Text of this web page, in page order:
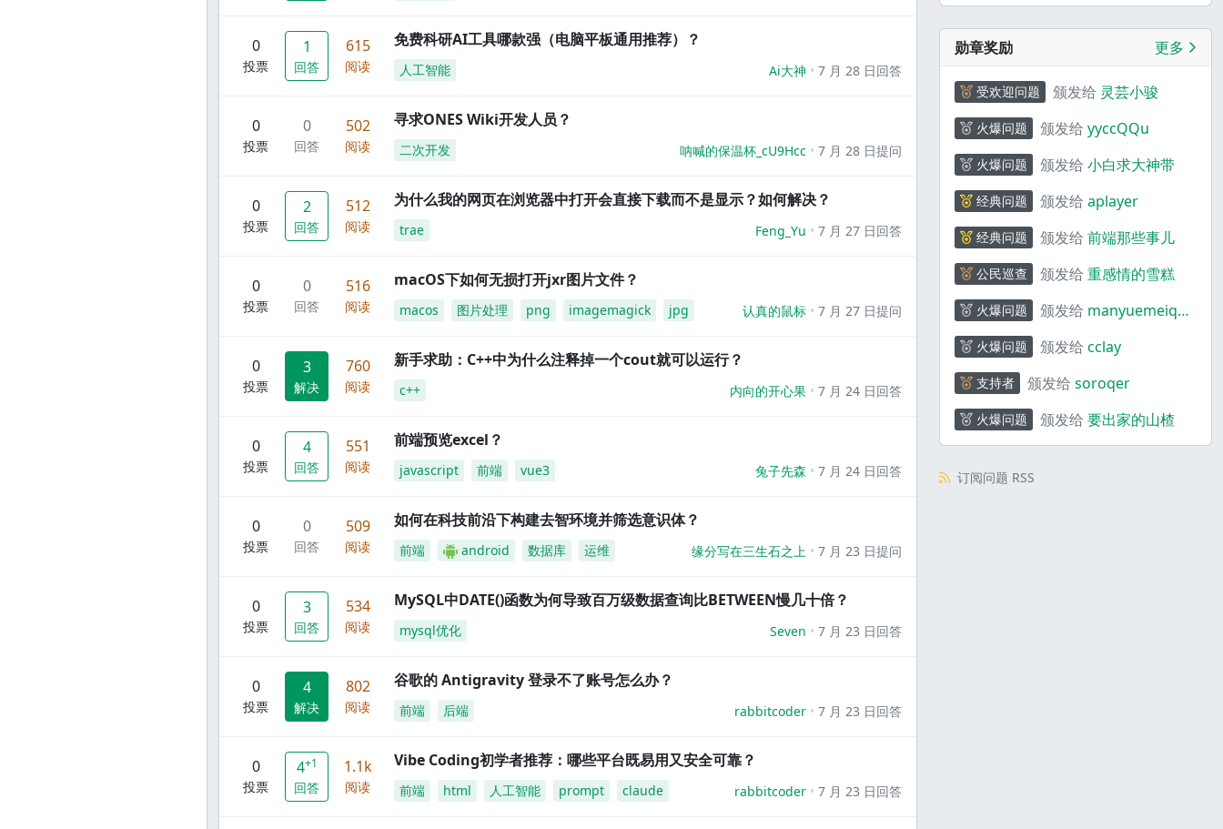
0
投票
1
回答
615
阅读
免费科研AI工具哪款强（电脑平板通用推荐）？
人工智能 Ai大神 7 月 28 日回答
0
投票
0
回答
502
阅读
寻求ONES Wiki开发人员？
二次开发 呐喊的保温杯_cU9Hcc 7 月 28 日提问
0
投票
2
回答
512
阅读
为什么我的网页在浏览器中打开会直接下载而不是显示？如何解决？
trae Feng_Yu 7 月 27 日回答
0
投票
0
回答
516
阅读
macOS下如何无损打开jxr图片文件？
macos 图片处理 png imagemagick jpg 认真的鼠标 7 月 27 日提问
0
投票
3
解决
760
阅读
新手求助：C++中为什么注释掉一个cout就可以运行？
c++ 内向的开心果 7 月 24 日回答
0
投票
4
回答
551
阅读
前端预览excel？
javascript 前端 vue3 兔子先森 7 月 24 日回答
0
投票
0
回答
509
阅读
如何在科技前沿下构建去智环境并筛选意识体？
前端 android 数据库 运维 缘分写在三生石之上 7 月 23 日提问
0
投票
3
回答
534
阅读
MySQL中DATE()函数为何导致百万级数据查询比BETWEEN慢几十倍？
mysql优化 Seven 7 月 23 日回答
0
投票
4
解决
802
阅读
谷歌的 Antigravity 登录不了账号怎么办？
前端 后端 rabbitcoder 7 月 23 日回答
0
投票
4+1
回答
1.1k
阅读
Vibe Coding初学者推荐：哪些平台既易用又安全可靠？
前端 html 人工智能 prompt claude rabbitcoder 7 月 23 日回答
勋章奖励 更多
受欢迎问题 颁发给 灵芸小骏
火爆问题 颁发给 yyccQQu
火爆问题 颁发给 小白求大神带
经典问题 颁发给 aplayer
经典问题 颁发给 前端那些事儿
公民巡查 颁发给 重感情的雪糕
火爆问题 颁发给 manyuemeiquq
火爆问题 颁发给 cclay
支持者 颁发给 soroqer
火爆问题 颁发给 要出家的山楂
订阅问题 RSS